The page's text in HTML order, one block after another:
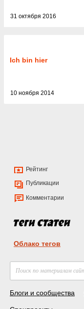
31 октября 2016
Ich bin hier
10 ноября 2014
Рейтинг
Публикации
Комментарии
Облако тегов
Блоги и сообщества